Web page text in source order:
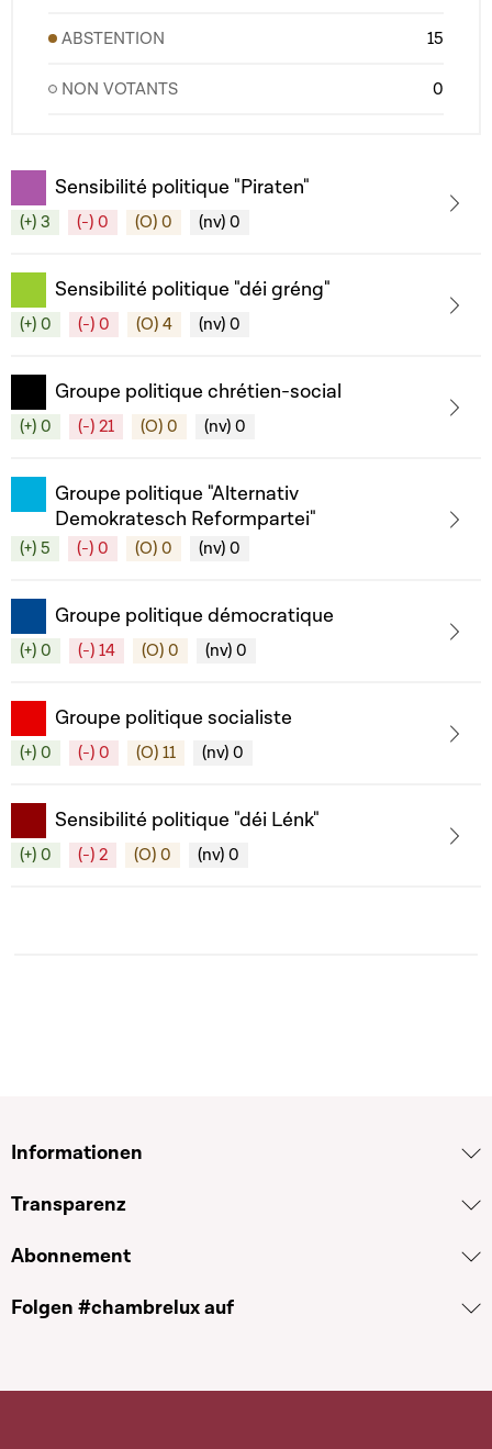
ABSTENTION 15
NON VOTANTS 0
Sensibilité politique "Piraten"
(+) 3 (-) 0 (O) 0 (nv) 0
Sensibilité politique "déi gréng"
(+) 0 (-) 0 (O) 4 (nv) 0
Groupe politique chrétien-social
(+) 0 (-) 21 (O) 0 (nv) 0
Groupe politique "Alternativ
Demokratesch Reformpartei"
(+) 5 (-) 0 (O) 0 (nv) 0
Groupe politique démocratique
(+) 0 (-) 14 (O) 0 (nv) 0
Groupe politique socialiste
(+) 0 (-) 0 (O) 11 (nv) 0
Sensibilité politique "déi Lénk"
(+) 0 (-) 2 (O) 0 (nv) 0
Informationen
Transparenz
Abonnement
Folgen #chambrelux auf